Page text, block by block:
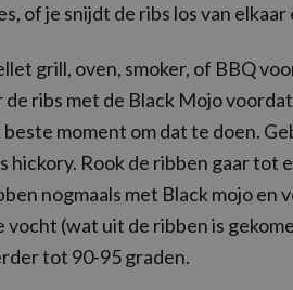
of je snijdt de ribs los van
grill, oven, smoker, of BBQ
ribs met de Black Mojo
moment om dat te doen.
hickory. Rook de ribben gaar tot
nogmaals met Black mojo en
vocht (wat uit de ribben is
tot 90-95 graden.